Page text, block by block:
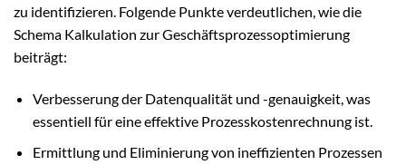
zu identifizieren. Folgende Punkte verdeutlichen, wie die
Schema Kalkulation zur Geschäftsprozessoptimierung
beiträgt:
Verbesserung der Datenqualität und -genauigkeit, was
essentiell für eine effektive Prozesskostenrechnung ist.
Ermittlung und Eliminierung von ineffizienten Prozessen